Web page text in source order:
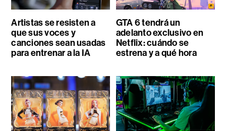
Artistas se resisten a
que sus voces y
canciones sean usadas
para entrenar a la IA
GTA 6 tendrá un
adelanto exclusivo en
Netflix: cuándo se
estrena y a qué hora